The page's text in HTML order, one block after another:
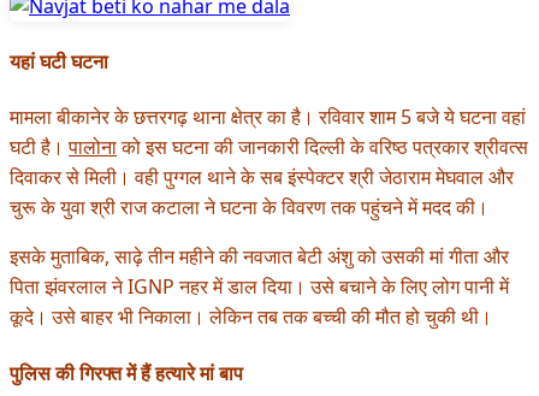
यहां घटी घटना
मामला बीकानेर के छत्तरगढ़ थाना क्षेत्र का है। रविवार शाम 5 बजे ये घटना वहां
घटी है।पालोनाको इस घटना की जानकारी दिल्ली के वरिष्ठ पत्रकार श्रीवत्स
दिवाकर से मिली। वही पुग्गल थाने के सब इंस्पेक्टर श्री जेठाराम मेघवाल और
चुरू के युवा श्री राज कटाला ने घटना के विवरण तक पहुंचने में मदद की।
इसके मुताबिक, साढ़े तीन महीने की नवजात बेटी अंशु को उसकी मां गीता और
पिता झंवरलाल ने IGNP नहर में डाल दिया। उसे बचाने के लिए लोग पानी में
कूदे। उसे बाहर भी निकाला। लेकिन तब तक बच्ची की मौत हो चुकी थी।
पुलिस की गिरफ्त में हैं हत्यारे मां बाप